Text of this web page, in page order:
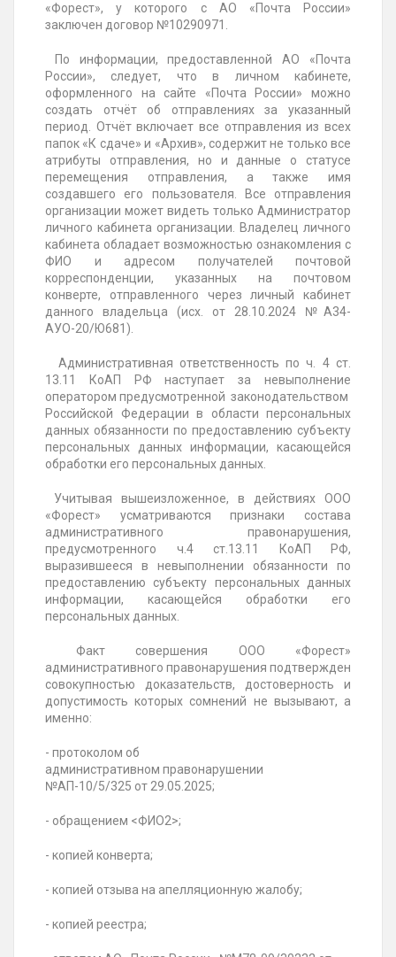
«Форест», у которого с АО «Почта России»
заключен договор №10290971.
По информации, предоставленной АО «Почта
России», следует, что в личном кабинете,
оформленного на сайте «Почта России» можно
создать отчёт об отправлениях за указанный
период. Отчёт включает все отправления из всех
папок «К сдаче» и «Архив», содержит не только все
атрибуты отправления, но и данные о статусе
перемещения отправления, а также имя
создавшего его пользователя. Все отправления
организации может видеть только Администратор
личного кабинета организации. Владелец личного
кабинета обладает возможностью ознакомления с
ФИО и адресом получателей почтовой
корреспонденции, указанных на почтовом
конверте, отправленного через личный кабинет
данного владельца (исх. от 28.10.2024 №А34-
АУО-20/Ю681).
Административная ответственность по ч. 4 ст.
13.11 КоАП РФ наступает за невыполнение
оператором предусмотренной законодательством
Российской Федерации в области персональных
данных обязанности по предоставлению субъекту
персональных данных информации, касающейся
обработки его персональных данных.
Учитывая вышеизложенное, в действиях ООО
«Форест» усматриваются признаки состава
административного правонарушения,
предусмотренного ч.4 ст.13.11 КоАП РФ,
выразившееся в невыполнении обязанности по
предоставлению субъекту персональных данных
информации, касающейся обработки его
персональных данных.
Факт совершения ООО «Форест»
административного правонарушения подтвержден
совокупностью доказательств, достоверность и
допустимость которых сомнений не вызывают, а
именно:
- протоколом об
административном правонарушении
№АП-10/5/325 от29.05.2025;
- обращением <ФИО2>;
- копией конверта;
- копией отзыва на апелляционную жалобу;
- копией реестра;